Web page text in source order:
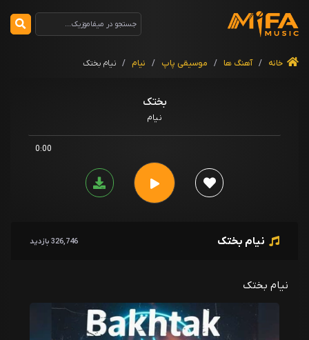
خانه / آهنگ ها / موسیقی پاپ / نیام / نیام بختک
بختک
نیام
0:00
نیام بختک 326,746 بازدید
نیام بختک